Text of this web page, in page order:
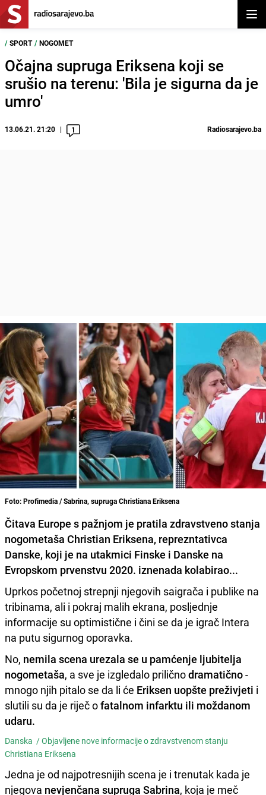
/ SPORT / NOGOMET
Očajna supruga Eriksena koji se
srušio na terenu: 'Bila je sigurna da je
umro'
13.06.21. 21:20 1 Radiosarajevo.ba
Foto: Profimedia / Sabrina, supruga Christiana Eriksena
Čitava Europe s pažnjom je pratila zdravstveno stanja
nogometaša Christian Eriksena, reprezntativca
Danske, koji je na utakmici Finske i Danske na
Evropskom prvenstvu 2020. iznenada kolabirao...
Uprkos početnoj strepnji njegovih saigrača i publike na
tribinama, ali i pokraj malih ekrana, posljednje
informacije su optimistične i čini se da je igrač Intera
na putu sigurnog oporavka.
No, nemila scena urezala se u pamćenje ljubitelja
nogometaša, a sve je izgledalo priličnodramatično-
mnogo njih pitalo se da li će Eriksen uopšte preživjeti i
slutili su da je riječ ofatalnom infarktu ili moždanom
udaru.
Danska /Objavljene nove informacije o zdravstvenom stanju
Christiana Eriksena
Jedna je od najpotresnijih scena je i trenutak kada je
njegova nevjenčana supruga Sabrina, koja je meč